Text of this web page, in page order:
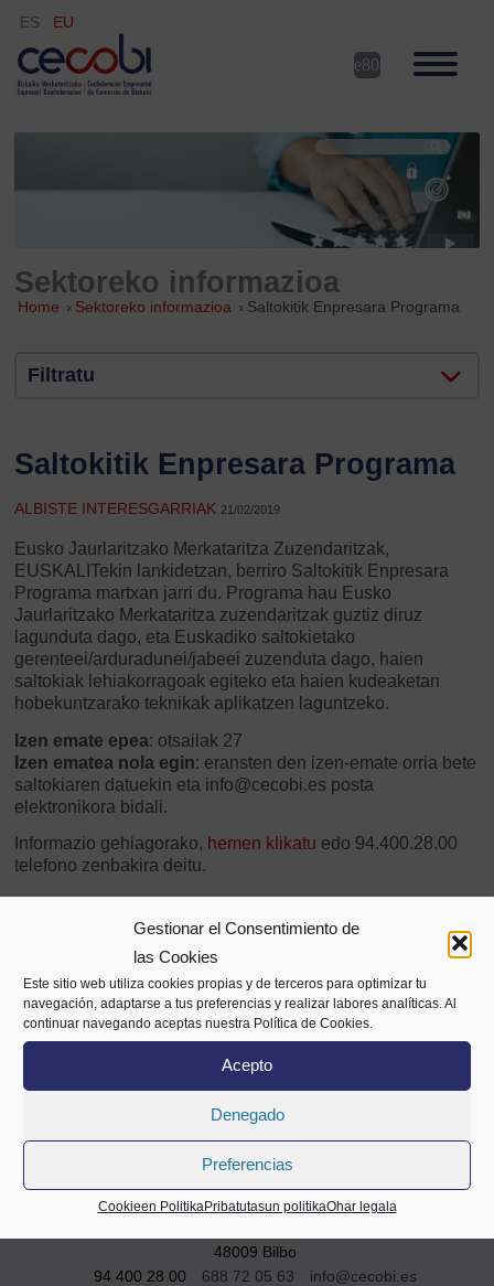
Gestionar el Consentimiento de
las Cookies
Este sitio web utiliza cookies propias y de terceros para optimizar tu
navegación, adaptarse a tus preferencias y realizar labores analíticas. Al
continuar navegando aceptas nuestra Política de Cookies.
Acepto
Denegado
Preferencias
Cookieen PolitikaPribatutasun politikaOhar legala
ES EU
Sektoreko informazioa
Home » Sektoreko informazioa » Saltokitik Enpresara Programa
Filtratu
Saltokitik Enpresara Programa
ALBISTE INTERESGARRIAK 21/02/2019
Eusko Jaurlaritzako Merkataritza Zuzendaritzak,
EUSKALITekin lankidetzan, berriro Saltokitik Enpresara
Programa martxan jarri du. Programa hau Eusko
Jaurlaritzako Merkataritza zuzendaritzak guztiz diruz
lagunduta dago, eta Euskadiko saltokietako
gerenteei/arduradunei/jabeei zuzenduta dago, haien
saltokiak lehiakorragoak egiteko eta haien kudeaketan
hobekuntzarako teknikak aplikatzen laguntzeko.
Izen emate epea: otsailak 27
Izen ematea nola egin: eransten den izen-emate orria bete
saltokiaren datuekin eta info@cecobi.es posta
elektronikora bidali.
Informazio gehiagorako, hemen klikatu edo 94.400.28.00
telefono zenbakira deitu.
Mazarredo Zumarkalea 69
48009 Bilbo
94 400 28 00
688 72 05 63 info@cecobi.es